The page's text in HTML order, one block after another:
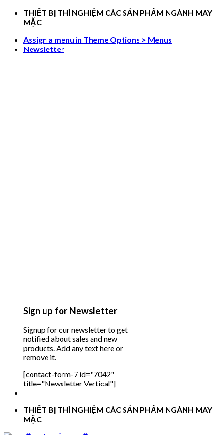
Skip
THIẾT BỊ THÍ NGHIỆM CÁC SẢN PHẨM NGÀNH MAY
MẶC
Assign a menu in Theme Options > Menus
Newsletter
Sign up for Newsletter
Signup for our newsletter to get
notified about sales and new
products. Add any text here or
remove it.
[contact-form-7 id="7042"
title="Newsletter Vertical"]
THIẾT BỊ THÍ NGHIỆM CÁC SẢN PHẨM NGÀNH MAY
MẶC